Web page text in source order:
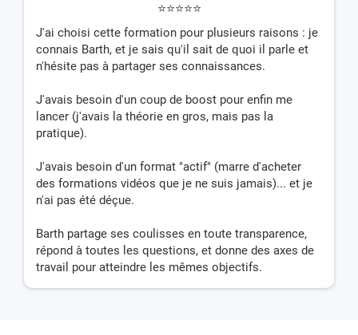
⭐️⭐️⭐️⭐️⭐️
J'ai choisi cette formation pour plusieurs raisons : je
connais Barth, et je sais qu'il sait de quoi il parle et
n'hésite pas à partager ses connaissances.
J'avais besoin d'un coup de boost pour enfin me
lancer (j'avais la théorie en gros, mais pas la
pratique).
J'avais besoin d'un format "actif" (marre d'acheter
des formations vidéos que je ne suis jamais)... et je
n'ai pas été déçue.
Barth partage ses coulisses en toute transparence,
répond à toutes les questions, et donne des axes de
travail pour atteindre les mêmes objectifs.